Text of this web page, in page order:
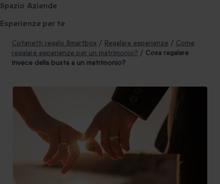
Spazio Aziende
Esperienze per te
Cofanetti regalo Smartbox / Regalare esperienze / Come
regalare esperienze per un matrimonio? / Cosa regalare
invece della busta a un matrimonio?